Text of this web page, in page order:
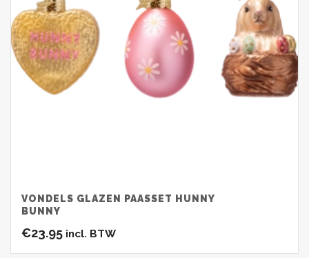
VONDELS GLAZEN PAASSET HUNNY
BUNNY
€23.95 incl. BTW